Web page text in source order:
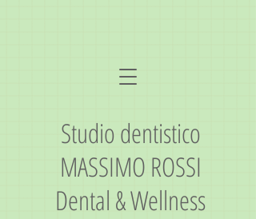
Studio dentistico
MASSIMO ROSSI
Dental & Wellness